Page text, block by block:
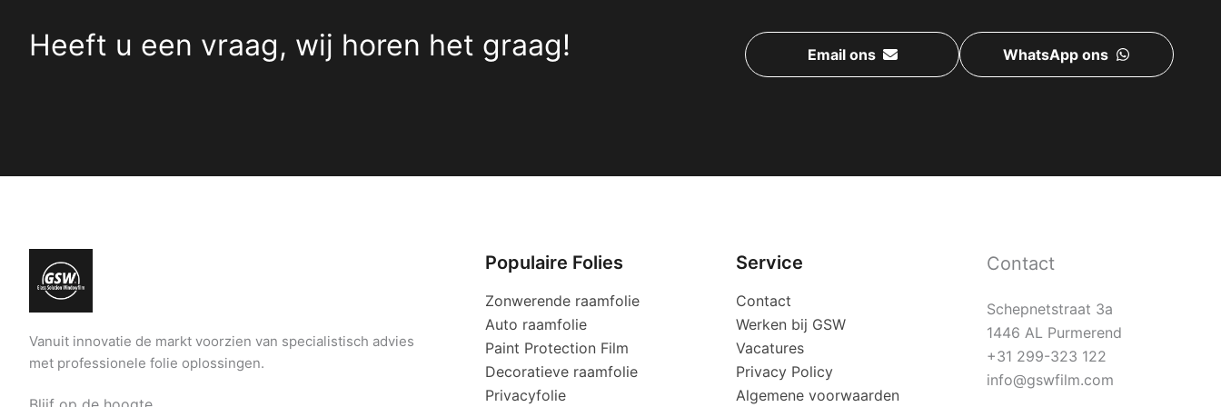
Heeft u een vraag, wij horen het graag! Email ons WhatsApp ons
Vanuit innovatie de markt voorzien van specialistisch advies
met professionele folie oplossingen.
Populaire Folies
Zonwerende raamfolie
Auto raamfolie
Paint Protection Film
Decoratieve raamfolie
Privacyfolie
Service
Contact
Werken bij GSW
Vacatures
Privacy Policy
Algemene voorwaarden
Contact
Schepnetstraat 3a
1446 AL Purmerend
+31 299-323 122
info@gswfilm.com